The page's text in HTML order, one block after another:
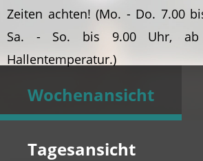
Zeiten achten! (Mo. - Do. 7.00
Sa. - So. bis 9.00 Uhr, ab
Hallentemperatur.)
Wochenansicht
Tagesansicht